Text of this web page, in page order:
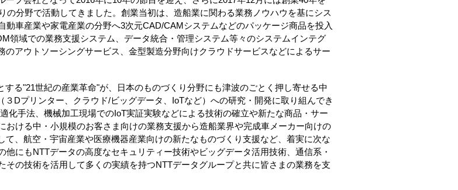
の分野で活動してきました。創業当初は、造船業に関わる業務ノウハウを基にシス
車産業や家電産業の分野へ3次元CAD/CAMシステムなどのパッケージ商品を投入
領域での業務支援システム、データ統合・管理システム等々のシステムインテグ
アウトソーシングサービス、金型製造分野向けクラウドサービスなどによるサー
る"21世紀の産業革命"が、日本のものづくり分野にも津波のごとく押し寄せる中
Dプリンター、クラウド/ビッグデータ、IoTなど）への研究・開発に取り組んでき
化手法、機械加工現場でのIoT実証実験などによる技術の確立や新たな商品・サー
おける中・小規模のお客さま向けの業務支援から造船業界や完成車メーカー向けの
、航空・宇宙産業や医療機器産業向けの新たなものづくり支援など、着実に次な
にもNTTデータの高度なセキュリティー技術やビッグデータ活用技術、通信系・
その技術を活用して多くの実績を持つNTTデータグループと共に皆さまの業務を支